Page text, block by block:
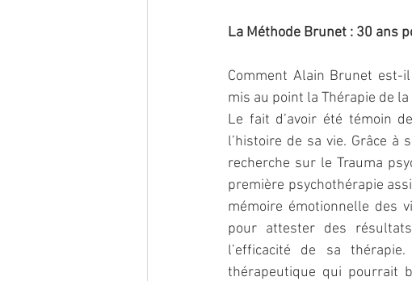
La Méthode Brunet : 30 ans
Comment Alain Brunet
mis au point la Thérapie de
Le fait d’avoir été témoin
l’histoire de sa vie. Grâce
recherche sur le Trauma
première psychothérapie
mémoire émotionnelle des
pour attester des
l’efficacité de sa
thérapeutique qui pourrait